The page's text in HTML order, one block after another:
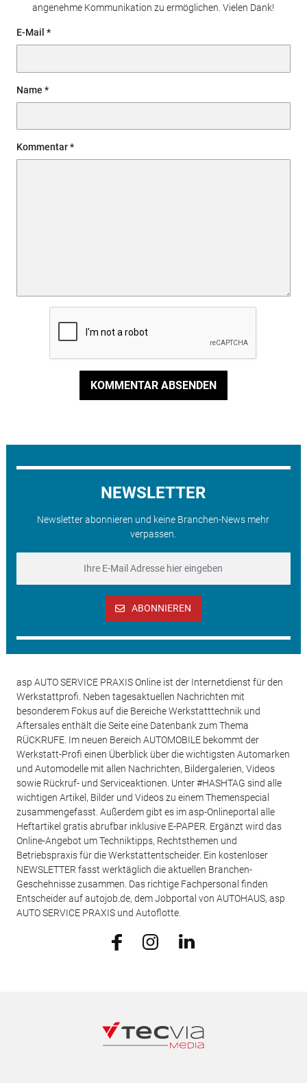
angenehme Kommunikation zu ermöglichen. Vielen Dank!
E-Mail
Name
Kommentar
KOMMENTAR ABSENDEN
NEWSLETTER
Newsletter abonnieren und keine Branchen-News mehr
verpassen.
ABONNIEREN
asp AUTO SERVICE PRAXIS Online ist der Internetdienst für den
Werkstattprofi. Neben tagesaktuellen Nachrichten mit
besonderem Fokus auf die Bereiche Werkstatttechnik und
Aftersales enthält die Seite eine Datenbank zum Thema
RÜCKRUFE. Im neuen Bereich AUTOMOBILE bekommt der
Werkstatt-Profi einen Überblick über die wichtigsten Automarken
und Automodelle mit allen Nachrichten, Bildergalerien, Videos
sowie Rückruf- und Serviceaktionen. Unter #HASHTAG sind alle
wichtigen Artikel, Bilder und Videos zu einem Themenspecial
zusammengefasst. Außerdem gibt es im asp-Onlineportal alle
Heftartikel gratis abrufbar inklusive E-PAPER. Ergänzt wird das
Online-Angebot um Techniktipps, Rechtsthemen und
Betriebspraxis für die Werkstattentscheider. Ein kostenloser
NEWSLETTER fasst werktäglich die aktuellen Branchen-
Geschehnisse zusammen. Das richtige Fachpersonal finden
Entscheider auf autojob.de, dem Jobportal von AUTOHAUS, asp
AUTO SERVICE PRAXIS und Autoflotte.